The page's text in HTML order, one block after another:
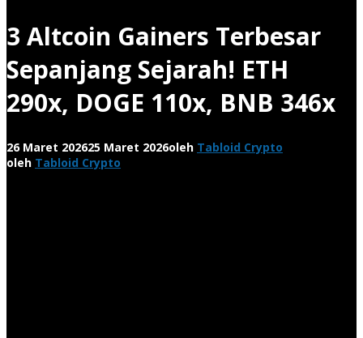
3 Altcoin Gainers Terbesar
Sepanjang Sejarah! ETH
290x, DOGE 110x, BNB 346x
26 Maret 202625 Maret 2026oleh Tabloid Crypto
oleh Tabloid Crypto